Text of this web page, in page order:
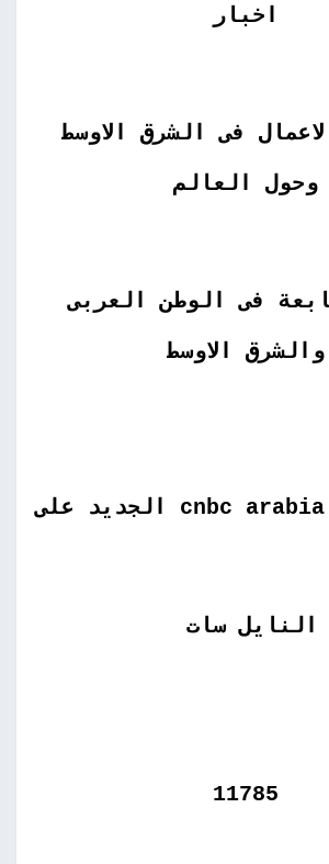
اخبار
فى الشرق الاوسط
وحول العالم
فى الوطن العربى
والشرق الاوسط
النايل سات
11785